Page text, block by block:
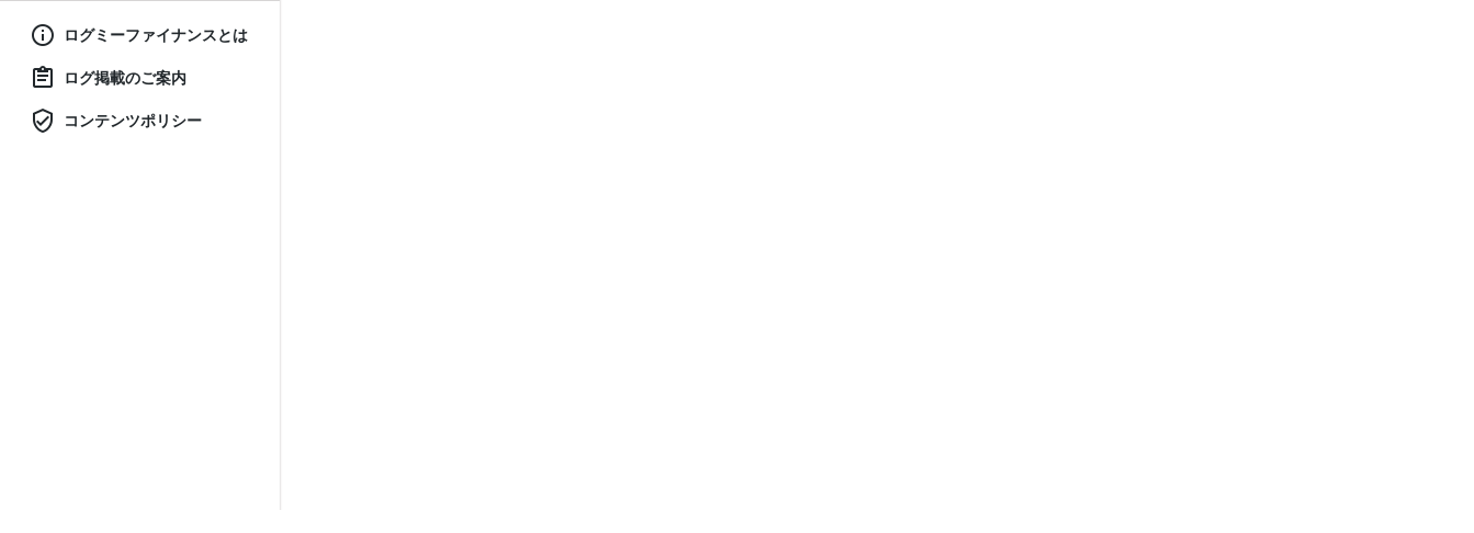
ログミーファイナンスとは
ログ掲載のご案内
コンテンツポリシー